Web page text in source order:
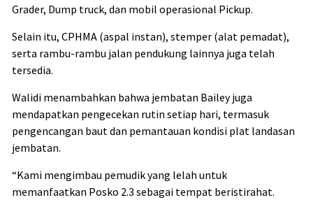
Grader, Dump truck, dan mobil operasional Pickup.
Selain itu, CPHMA (aspal instan), stemper (alat pemadat),
serta rambu-rambu jalan pendukung lainnya juga telah
tersedia.
Walidi menambahkan bahwa jembatan Bailey juga
mendapatkan pengecekan rutin setiap hari, termasuk
pengencangan baut dan pemantauan kondisi plat landasan
jembatan.
“Kami mengimbau pemudik yang lelah untuk
memanfaatkan Posko 2.3 sebagai tempat beristirahat.